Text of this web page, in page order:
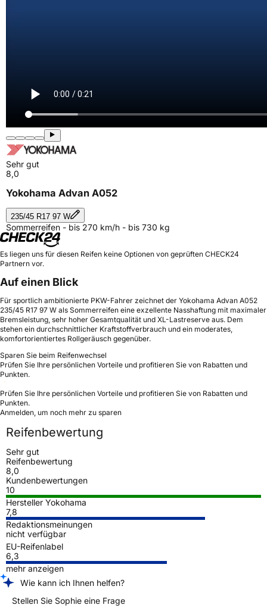
Sehr gut
8,0
Yokohama Advan A052
235/45 R17 97 W
Sommerreifen - bis 270 km/h - bis 730 kg
Es liegen uns für diesen Reifen keine Optionen von geprüften CHECK24
Partnern vor.
Auf einen Blick
Für sportlich ambitionierte PKW-Fahrer zeichnet der Yokohama Advan A052
235/45 R17 97 W als Sommerreifen eine exzellente Nasshaftung mit maximaler
Bremsleistung, sehr hoher Gesamtqualität und XL-Lastreserve aus. Dem
stehen ein durchschnittlicher Kraftstoffverbrauch und ein moderates,
komfortorientiertes Rollgeräusch gegenüber.
Sparen Sie beim Reifenwechsel
Prüfen Sie Ihre persönlichen Vorteile und profitieren Sie von Rabatten und
Punkten.
Prüfen Sie Ihre persönlichen Vorteile und profitieren Sie von Rabatten und
Punkten.
Anmelden, um noch mehr zu sparen
Reifenbewertung
Sehr gut
Reifenbewertung
8,0
Kundenbewertungen
10
Hersteller Yokohama
7,8
Redaktionsmeinungen
nicht verfügbar
EU-Reifenlabel
6,3
mehr anzeigen
Wie kann ich Ihnen helfen?
Stellen Sie Sophie eine Frage